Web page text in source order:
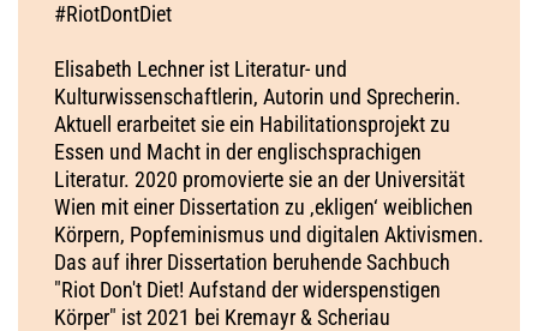
#RiotDontDiet
Elisabeth Lechner ist Literatur- und
Kulturwissenschaftlerin, Autorin und Sprecherin.
Aktuell erarbeitet sie ein Habilitationsprojekt zu
Essen und Macht in der englischsprachigen
Literatur. 2020 promovierte sie an der Universität
Wien mit einer Dissertation zu ‚ekligen‘ weiblichen
Körpern, Popfeminismus und digitalen Aktivismen.
Das auf ihrer Dissertation beruhende Sachbuch
"Riot Don't Diet! Aufstand der widerspenstigen
Körper" ist 2021 bei Kremayr & Scheriau